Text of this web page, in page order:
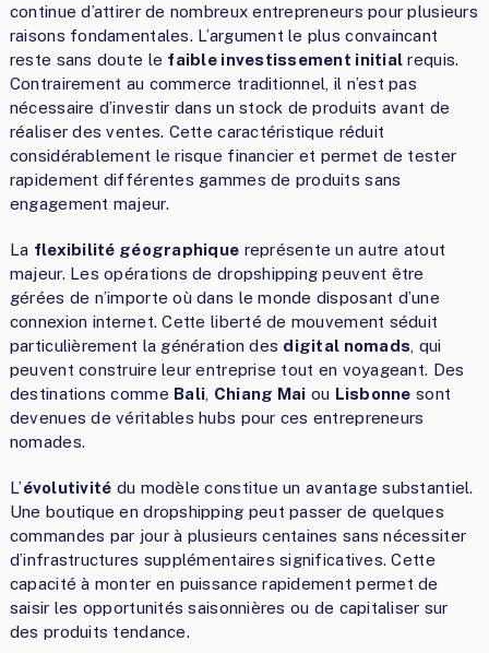
continue d’attirer de nombreux entrepreneurs pour plusieurs
raisons fondamentales. L’argument le plus convaincant
reste sans doute le faible investissement initial requis.
Contrairement au commerce traditionnel, il n’est pas
nécessaire d’investir dans un stock de produits avant de
réaliser des ventes. Cette caractéristique réduit
considérablement le risque financier et permet de tester
rapidement différentes gammes de produits sans
engagement majeur.
La flexibilité géographique représente un autre atout
majeur. Les opérations de dropshipping peuvent être
gérées de n’importe où dans le monde disposant d’une
connexion internet. Cette liberté de mouvement séduit
particulièrement la génération des digital nomads , qui
peuvent construire leur entreprise tout en voyageant. Des
destinations comme Bali Chiang Mai ou Lisbonne sont
devenues de véritables hubs pour ces entrepreneurs
nomades.
L’évolutivité du modèle constitue un avantage substantiel.
Une boutique en dropshipping peut passer de quelques
commandes par jour à plusieurs centaines sans nécessiter
d’infrastructures supplémentaires significatives. Cette
capacité à monter en puissance rapidement permet de
saisir les opportunités saisonnières ou de capitaliser sur
des produits tendance.